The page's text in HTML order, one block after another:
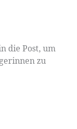
die Post, um
zu